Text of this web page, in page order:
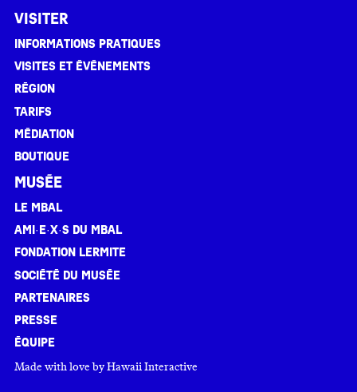
Visiter
Informations pratiques
Visites et événements
Région
Tarifs
Médiation
Boutique
Musée
Le MBAL
Ami·e·x·s du MBAL
Fondation Lermite
Société du musée
Partenaires
Presse
Équipe
Made with love byHawaii Interactive